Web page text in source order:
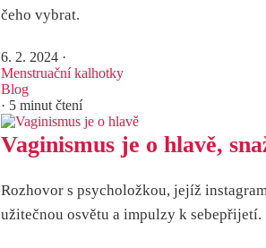
čeho vybrat.
6. 2. 2024 ·
Menstruační kalhotky
Blog
· 5 minut čtení
Vaginismus je o hlavě,
Rozhovor s psycholožkou, jejíž
užitečnou osvětu a impulzy k sebepřijetí.